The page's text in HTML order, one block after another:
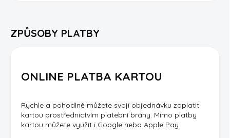
ZPŮSOBY PLATBY
ONLINE PLATBA KARTOU
Rychle a pohodlně můžete svojí objednávku zaplatit
kartou prostřednictvím platební brány. Mimo platby
kartou můžete využít i Google nebo Apple Pay